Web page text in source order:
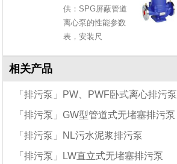
供：SPG屏蔽管道
离心泵的性能参数
表，安装尺
相关产品
「排污泵」PW、PWF卧式离心排污泵
「排污泵」GW型管道式无堵塞排污泵
「排污泵」NL污水泥浆排污泵
「排污泵」LW直立式无堵塞排污泵